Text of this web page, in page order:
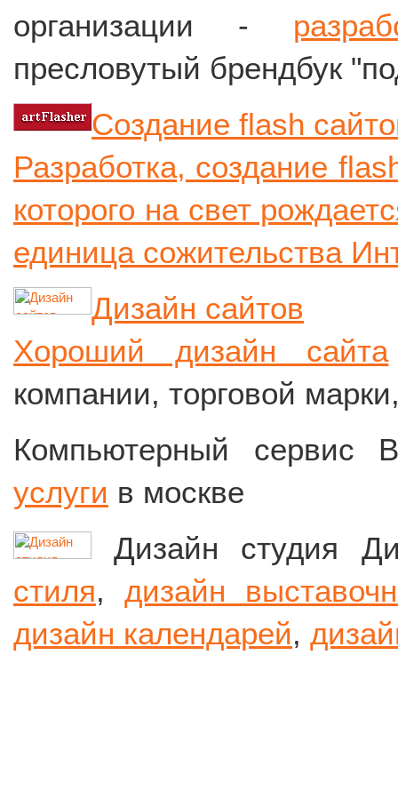
организации -
пресловутый брендбук
Создание flash
Разработка, создание
которого на свет
единица сожительства
Дизайн сайтов
Хороший дизайн сайта
компании, торговой
Компьютерный сервис
услуги в москве
Дизайн студия
стиля,дизайн
дизайн календарей,